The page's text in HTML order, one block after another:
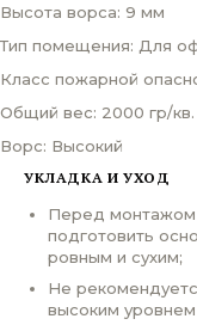
Высота ворса: 9 мм
Тип помещения: Для
Класс пожарной
Общий вес: 2000 гр/
Ворс: Высокий
УКЛАДКА И УХОД
Перед монтажом
подготовить
ровным и сухим;
Не
высоким